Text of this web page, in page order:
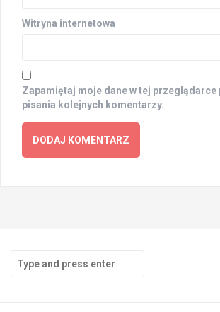
Witryna internetowa
Zapamiętaj moje dane w tej przeglądarce
pisania kolejnych komentarzy.
Search
for: